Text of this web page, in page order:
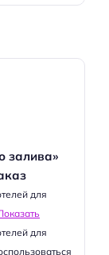
залива»
для
для